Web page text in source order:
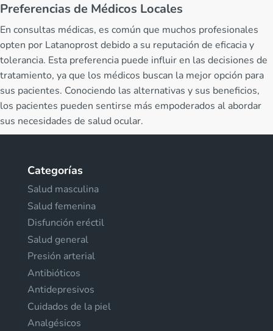
Preferencias de Médicos Locales
En consultas médicas, es común que muchos profesionales
opten por Latanoprost debido a su reputación de eficacia y
tolerancia. Esta preferencia puede influir en las decisiones de
tratamiento, ya que los médicos buscan la mejor opción para
sus pacientes. Conociendo las alternativas y sus beneficios,
los pacientes pueden sentirse más empoderados al abordar
sus necesidades de salud ocular.
Categorías
Salud masculina
Salud femenina
Disfunción eréctil
Salud general
Presión arterial
Antibióticos
Antidepresivos
Cuidados de la piel
Analgésicos